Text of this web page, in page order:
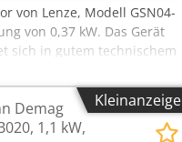
von Lenze, Modell GSN04-
von 0,37 kW. Das Gerät
sich in gutem technischem
die durch den Betrieb
hervorragend als Antrieb
und
die für Anwendungen
Kleinanzeige
Demag
1,1 kW,